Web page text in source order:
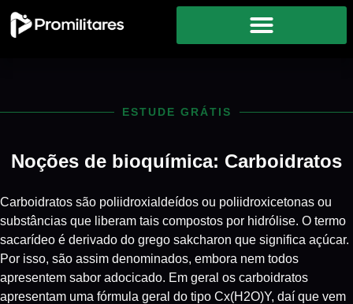
ESTUDE GRÁTIS
Noções de bioquímica: Carboidratos
Carboidratos são poliidroxialdeídos ou poliidroxicetonas ou
substâncias que liberam tais compostos por hidrólise. O termo
sacarídeo é derivado do grego sakcharon que significa açúcar.
Por isso, são assim denominados, embora nem todos
apresentem sabor adocicado. Em geral os carboidratos
apresentam uma fórmula geral do tipo Cx(H2O)Y, daí que vem